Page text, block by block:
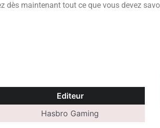
dès maintenant tout ce que vous devez
Editeur
Hasbro Gaming